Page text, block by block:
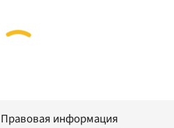
Правовая информация